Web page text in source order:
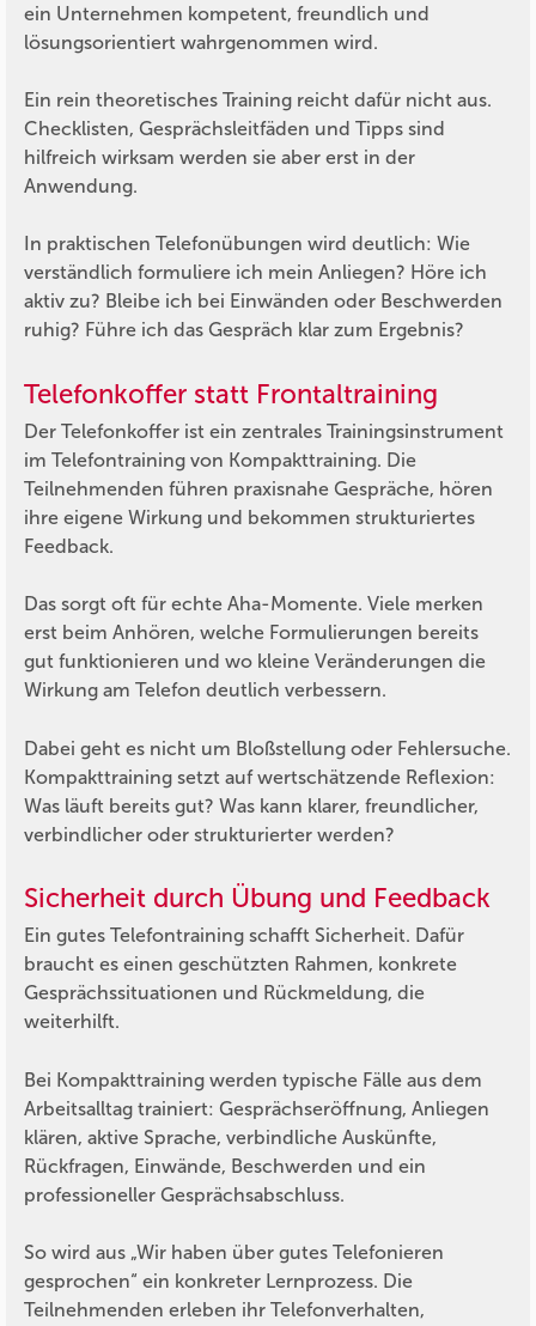
ein Unternehmen kompetent, freundlich und
lösungsorientiert wahrgenommen wird.
Ein rein theoretisches Training reicht dafür nicht aus.
Checklisten, Gesprächsleitfäden und Tipps sind
hilfreich wirksam werden sie aber erst in der
Anwendung.
In praktischen Telefonübungen wird deutlich: Wie
verständlich formuliere ich mein Anliegen? Höre ich
aktiv zu? Bleibe ich bei Einwänden oder Beschwerden
ruhig? Führe ich das Gespräch klar zum Ergebnis?
Telefonkoffer statt Frontaltraining
Der Telefonkoffer ist ein zentrales Trainingsinstrument
im Telefontraining von Kompakttraining. Die
Teilnehmenden führen praxisnahe Gespräche, hören
ihre eigene Wirkung und bekommen strukturiertes
Feedback.
Das sorgt oft für echte Aha-Momente. Viele merken
erst beim Anhören, welche Formulierungen bereits
gut funktionieren und wo kleine Veränderungen die
Wirkung am Telefon deutlich verbessern.
Dabei geht es nicht um Bloßstellung oder Fehlersuche.
Kompakttraining setzt auf wertschätzende Reflexion:
Was läuft bereits gut? Was kann klarer, freundlicher,
verbindlicher oder strukturierter werden?
Sicherheit durch Übung und Feedback
Ein gutes Telefontraining schafft Sicherheit. Dafür
braucht es einen geschützten Rahmen, konkrete
Gesprächssituationen und Rückmeldung, die
weiterhilft.
Bei Kompakttraining werden typische Fälle aus dem
Arbeitsalltag trainiert: Gesprächseröffnung, Anliegen
klären, aktive Sprache, verbindliche Auskünfte,
Rückfragen, Einwände, Beschwerden und ein
professioneller Gesprächsabschluss.
So wird aus „Wir haben über gutes Telefonieren
gesprochen“ ein konkreter Lernprozess. Die
Teilnehmenden erleben ihr Telefonverhalten,